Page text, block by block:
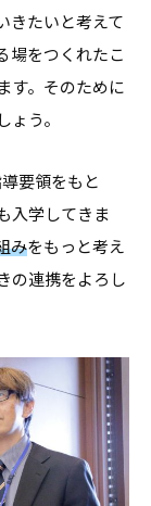
きたいと考えて
場をつくれたこ
す。そのために
う。
要領をもと
入学してきま
みをもっと考え
の連携をよろし